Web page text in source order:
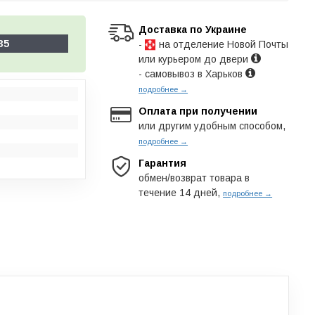
Доставка по Украине
-
на отделение Новой Почты
или курьером до двери
- самовывоз в Харьков
подробнее →
Оплата при получении
или другим удобным способом,
подробнее →
Гарантия
обмен/возврат товара в
течение 14 дней, подробнее →